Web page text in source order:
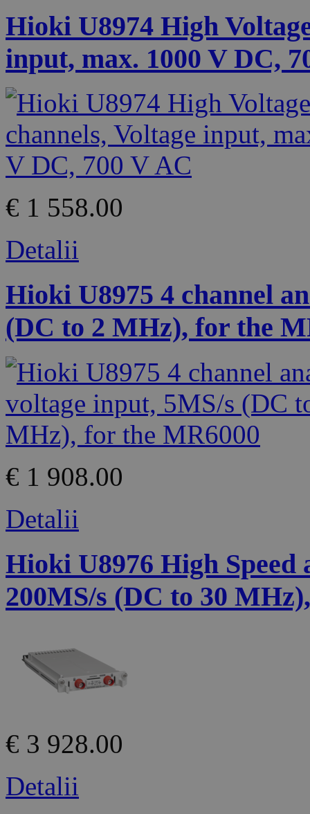
Hioki U8974 High
input, max. 1000 V DC,
€ 1 558.00
Detalii
Hioki U8975 4 channel
(DC to 2 MHz), for the
€ 1 908.00
Detalii
Hioki U8976 High
200MS/s (DC to 30
€ 3 928.00
Detalii